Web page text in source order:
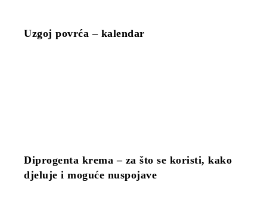
Uzgoj povrća – kalendar
Diprogenta krema – za što se koristi, kako
djeluje i moguće nuspojave